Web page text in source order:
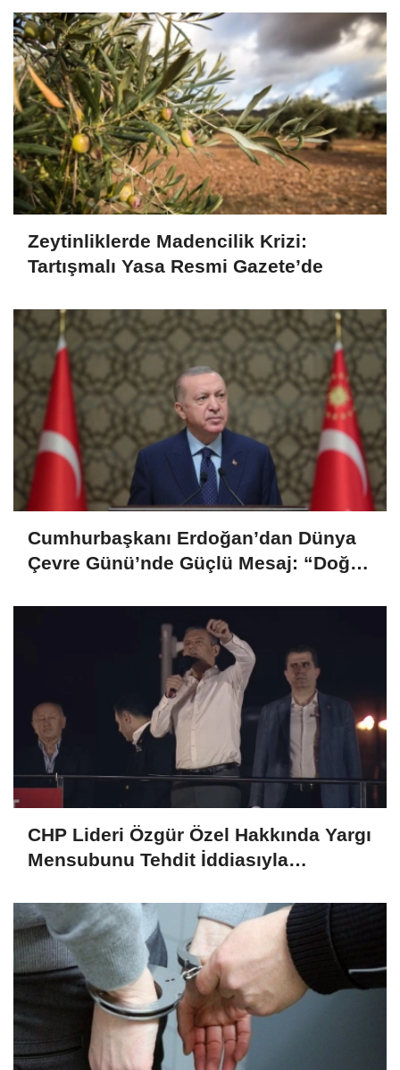
Zeytinliklerde Madencilik Krizi:
Tartışmalı Yasa Resmi Gazete’de
Cumhurbaşkanı Erdoğan’dan Dünya
Çevre Günü’nde Güçlü Mesaj: “Doğa
CHP Lideri Özgür Özel Hakkında Yargı
Mensubunu Tehdit İddiasıyla